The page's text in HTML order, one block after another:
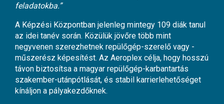
feladatokba.”
A Képzési Központban jelenleg mintegy 109 diák tanul
az idei tanév során. Közülük jövőre több mint
negyvenen szerezhetnek repülőgép-szerelő vagy -
műszerész képesítést. Az Aeroplex célja, hogy hosszú
távon biztosítsa a magyar repülőgép-karbantartás
szakember-utánpótlását, és stabil karrierlehetőséget
kínáljon a pályakezdőknek.